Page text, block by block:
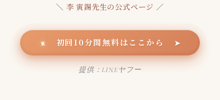
＼ 李 寅錫先生の公式ページ ／
✦ 初回10分間無料はここから ➤
提供：LINEヤフー